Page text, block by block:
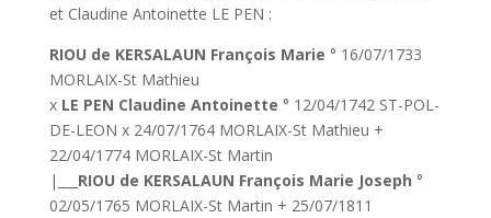
et Claudine Antoinette LE PEN :
RIOU de KERSALAUN François Marie ° 16/07/1733
MORLAIX-St Mathieu
x LE PEN Claudine Antoinette ° 12/04/1742 ST-POL-
DE-LEON x 24/07/1764 MORLAIX-St Mathieu +
22/04/1774 MORLAIX-St Martin
|___ RIOU de KERSALAUN François Marie Joseph °
02/05/1765 MORLAIX-St Martin + 25/07/1811